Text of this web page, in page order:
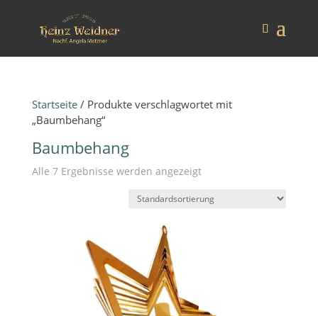
Startseite/ Produkte verschlagwortet mit
„Baumbehang“
Baumbehang
Alle 7 Ergebnisse werden angezeigt